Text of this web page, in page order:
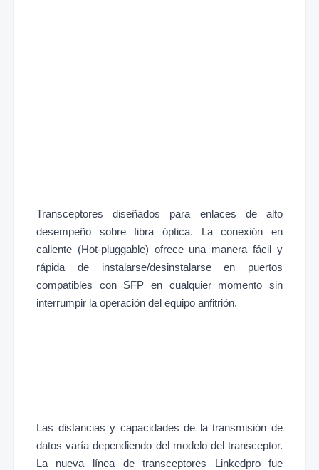
Transceptores diseñados para enlaces de alto
desempeño sobre fibra óptica. La conexión en
caliente (Hot-pluggable) ofrece una manera fácil y
rápida de instalarse/desinstalarse en puertos
compatibles con SFP en cualquier momento sin
interrumpir la operación del equipo anfitrión.
Las distancias y capacidades de la transmisión de
datos varía dependiendo del modelo del transceptor.
La nueva línea de transceptores Linkedpro fue